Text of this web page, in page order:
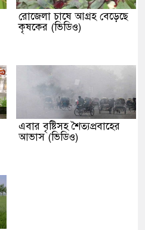
রোজেলা চাষে আগ্রহ বেড়েছে
কৃষকের (ভিডিও)
এবার বৃষ্টিসহ শৈত্যপ্রবাহের
আভাস (ভিডিও)